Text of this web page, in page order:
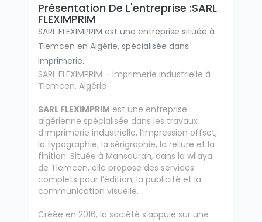
Présentation De L'entreprise :SARL
FLEXIMPRIM
SARL FLEXIMPRIM est une entreprise située à
Tlemcen en Algérie, spécialisée dans
Imprimerie.
SARL FLEXIMPRIM – Imprimerie industrielle à
Tlemcen, Algérie
SARL FLEXIMPRIM est une entreprise
algérienne spécialisée dans les travaux
d’imprimerie industrielle, l’impression offset,
la typographie, la sérigraphie, la reliure et la
finition. Située à Mansourah, dans la wilaya
de Tlemcen, elle propose des services
complets pour l’édition, la publicité et la
communication visuelle.
Créée en 2016, la société s’appuie sur une